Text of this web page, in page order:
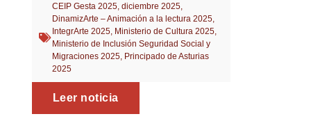
CEIP Gesta 2025, diciembre 2025,
DinamizArte – Animación a la lectura 2025,
IntegrArte 2025, Ministerio de Cultura 2025,
Ministerio de Inclusión Seguridad Social y
Migraciones 2025, Principado de Asturias
2025
Leer noticia